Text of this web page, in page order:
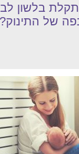
בלשון
של התינוק?